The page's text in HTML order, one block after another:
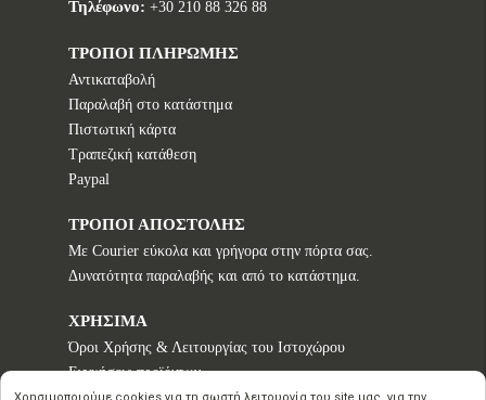
Τηλέφωνο: +30 210 88 326 88
ΤΡΟΠΟΙ ΠΛΗΡΩΜΗΣ
Αντικαταβολή
Παραλαβή στο κατάστημα
Πιστωτική κάρτα
Τραπεζική κατάθεση
Paypal
ΤΡΟΠΟΙ ΑΠΟΣΤΟΛΗΣ
Με Courier εύκολα και γρήγορα στην πόρτα σας.
Δυνατότητα παραλαβής και από το κατάστημα.
ΧΡΗΣΙΜΑ
Όροι Χρήσης & Λειτουργίας του Ιστοχώρου
Εγγυήσεις προϊόντων